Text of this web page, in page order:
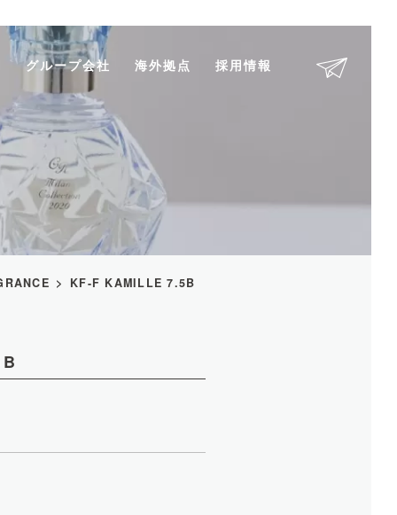
グループ会社 海外拠点 採用情報
KF-F KAMILLE 7.5B